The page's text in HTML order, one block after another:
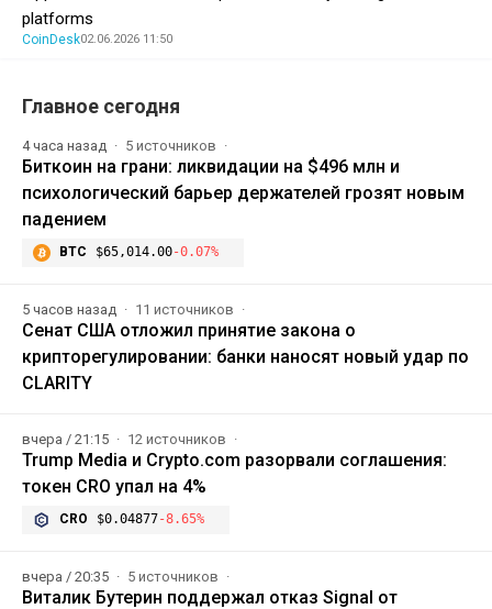
platforms
CoinDesk02.06.2026 11:50
Главное сегодня
4 часа назад 5 источников
Биткоин на грани: ликвидации на $496 млн и
психологический барьер держателей грозят новым
падением
BTC $65,014.00-0.07%
5 часов назад 11 источников
Сенат США отложил принятие закона о
крипторегулировании: банки наносят новый удар по
CLARITY
вчера / 21:15 12 источников
Trump Media и Crypto.com разорвали соглашения:
токен CRO упал на 4%
CRO $0.04877-8.65%
вчера / 20:35 5 источников
Виталик Бутерин поддержал отказ Signal от